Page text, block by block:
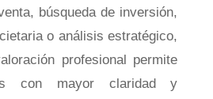
búsqueda de inversión,
o análisis estratégico,
profesional permite
con mayor claridad y